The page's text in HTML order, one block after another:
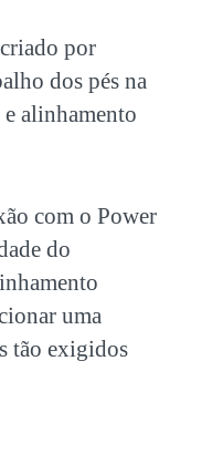
por
dos pés na
alinhamento
com o Power
do
uma
tão exigidos